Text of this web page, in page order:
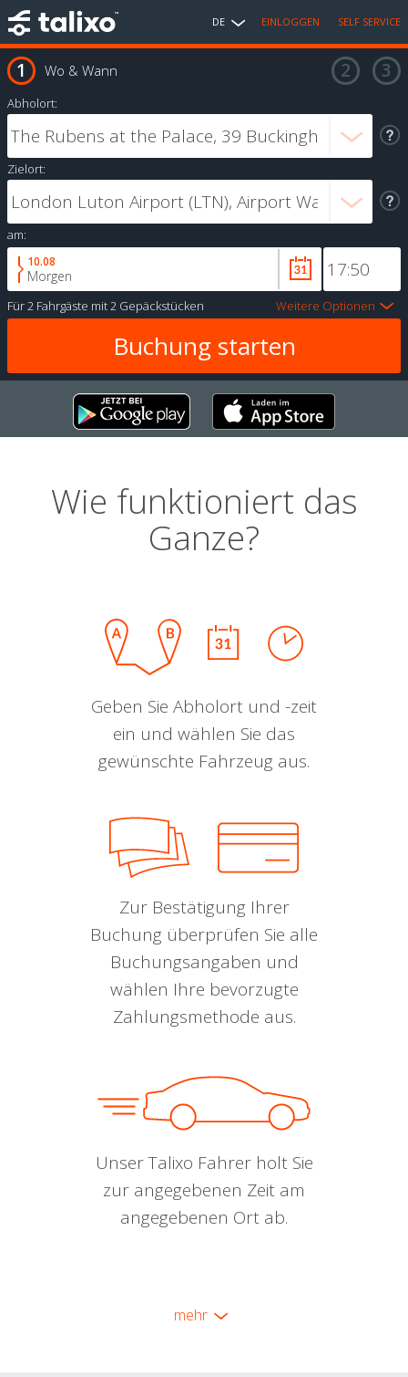
DE EINLOGGEN SELF SERVICE
Wo & Wann
Abholort:
Zielort:
am:
10.08
Morgen
Für2 Fahrgäste mit2 Gepäckstücken Weitere Optionen
Wie funktioniert das
Ganze?
Geben Sie Abholort und -zeit
ein und wählen Sie das
gewünschte Fahrzeug aus.
Zur Bestätigung Ihrer
Buchung überprüfen Sie alle
Buchungsangaben und
wählen Ihre bevorzugte
Zahlungsmethode aus.
Unser Talixo Fahrer holt Sie
zur angegebenen Zeit am
angegebenen Ort ab.
mehr